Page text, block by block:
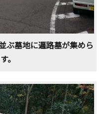
ぶ墓地に遍路墓が集めら
。